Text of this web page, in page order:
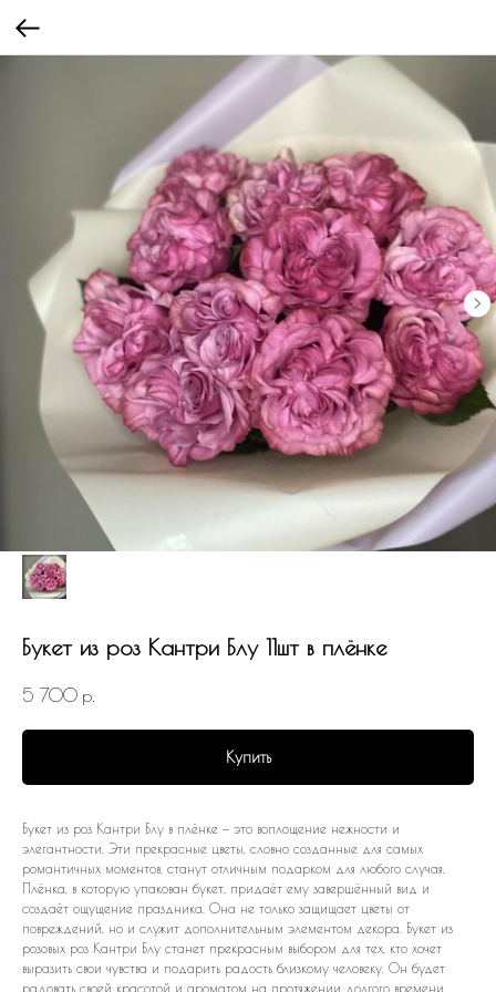
Букет из роз Кантри Блу 11шт в плёнке
5 700 р.
Купить
Букет из роз Кантри Блу в плёнке — это воплощение нежности и
элегантности. Эти прекрасные цветы, словно созданные для самых
романтичных моментов, станут отличным подарком для любого случая.
Плёнка, в которую упакован букет, придаёт ему завершённый вид и
создаёт ощущение праздника. Она не только защищает цветы от
повреждений, но и служит дополнительным элементом декора. Букет из
розовых роз Кантри Блу станет прекрасным выбором для тех, кто хочет
выразить свои чувства и подарить радость близкому человеку. Он будет
радовать своей красотой и ароматом на протяжении долгого времени.